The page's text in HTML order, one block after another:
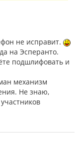
не исправит.
на Эсперанто.
подшлифовать и
механизм
Не знаю,